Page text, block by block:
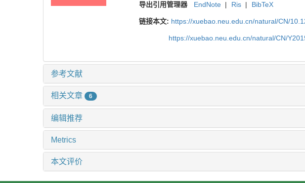
导出引用管理器 EndNote | Ris | BibTeX
链接本文: https://xuebao.neu.edu.cn/natural/CN/
https://xuebao.neu.edu.cn/natural/CN/
参考文献
相关文章 6
编辑推荐
Metrics
本文评价